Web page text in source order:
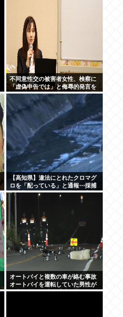
不同意性交の被害者女性、検察に
「虚偽申告では」と侮辱的発言を
されブチギレ、500万円の損害賠
償を求め提訴
【高知県】違法にとれたクロマグ
ロを「配っている」と通報⋯採捕
停止期間に約274kg漁獲、漁業者3
人を書類送検「網にかかり放流が
オートバイと複数の車が絡む事故
オートバイを運転していた男性が
死亡 現場から車が逃走